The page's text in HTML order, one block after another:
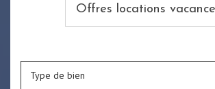
Offres locations
Type de bien